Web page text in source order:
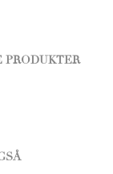
PRODUKTER